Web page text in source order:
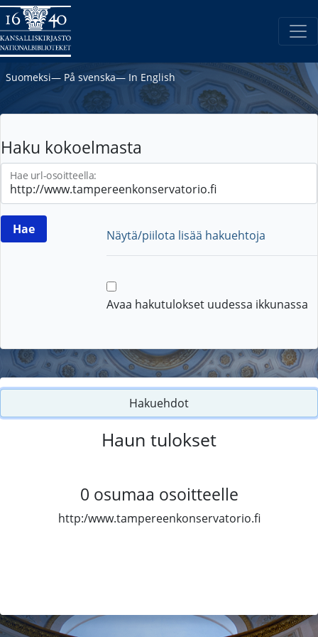
Suomeksi― På svenska― In English
Haku kokoelmasta
Hae url-osoitteella:
Näytä/piilota lisää hakuehtoja
Avaa hakutulokset uudessa ikkunassa
Hakuehdot
Haun tulokset
0 osumaa osoitteelle
http:/www.tampereenkonservatorio.fi